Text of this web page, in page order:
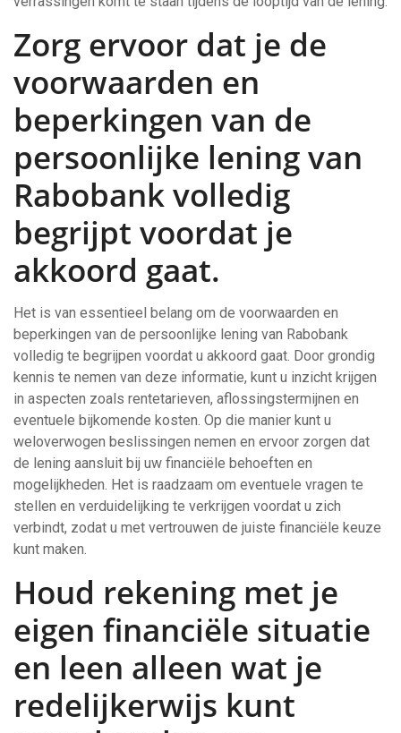
Zorg ervoor dat je de
voorwaarden en
beperkingen van de
persoonlijke lening van
Rabobank volledig
begrijpt voordat je
akkoord gaat.
Het is van essentieel belang om de voorwaarden en
beperkingen van de persoonlijke lening van Rabobank
volledig te begrijpen voordat u akkoord gaat. Door grondig
kennis te nemen van deze informatie, kunt u inzicht krijgen
in aspecten zoals rentetarieven, aflossingstermijnen en
eventuele bijkomende kosten. Op die manier kunt u
weloverwogen beslissingen nemen en ervoor zorgen dat
de lening aansluit bij uw financiële behoeften en
mogelijkheden. Het is raadzaam om eventuele vragen te
stellen en verduidelijking te verkrijgen voordat u zich
verbindt, zodat u met vertrouwen de juiste financiële keuze
kunt maken.
Houd rekening met je
eigen financiële situatie
en leen alleen wat je
redelijkerwijs kunt